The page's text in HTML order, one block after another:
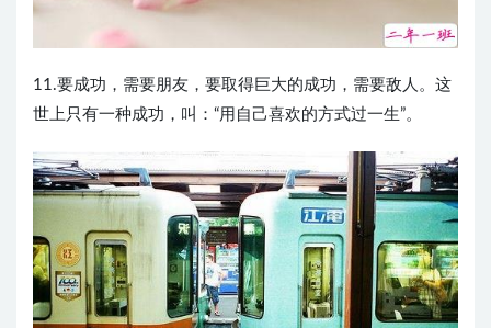
11.要成功，需要朋友，要取得巨大的成功，需要敌人。这
世上只有一种成功，叫：“用自己喜欢的方式过一生”。 ​​​​